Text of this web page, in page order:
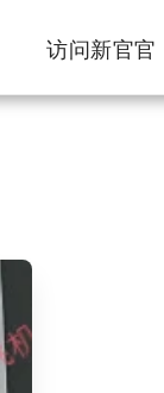
访问新官官